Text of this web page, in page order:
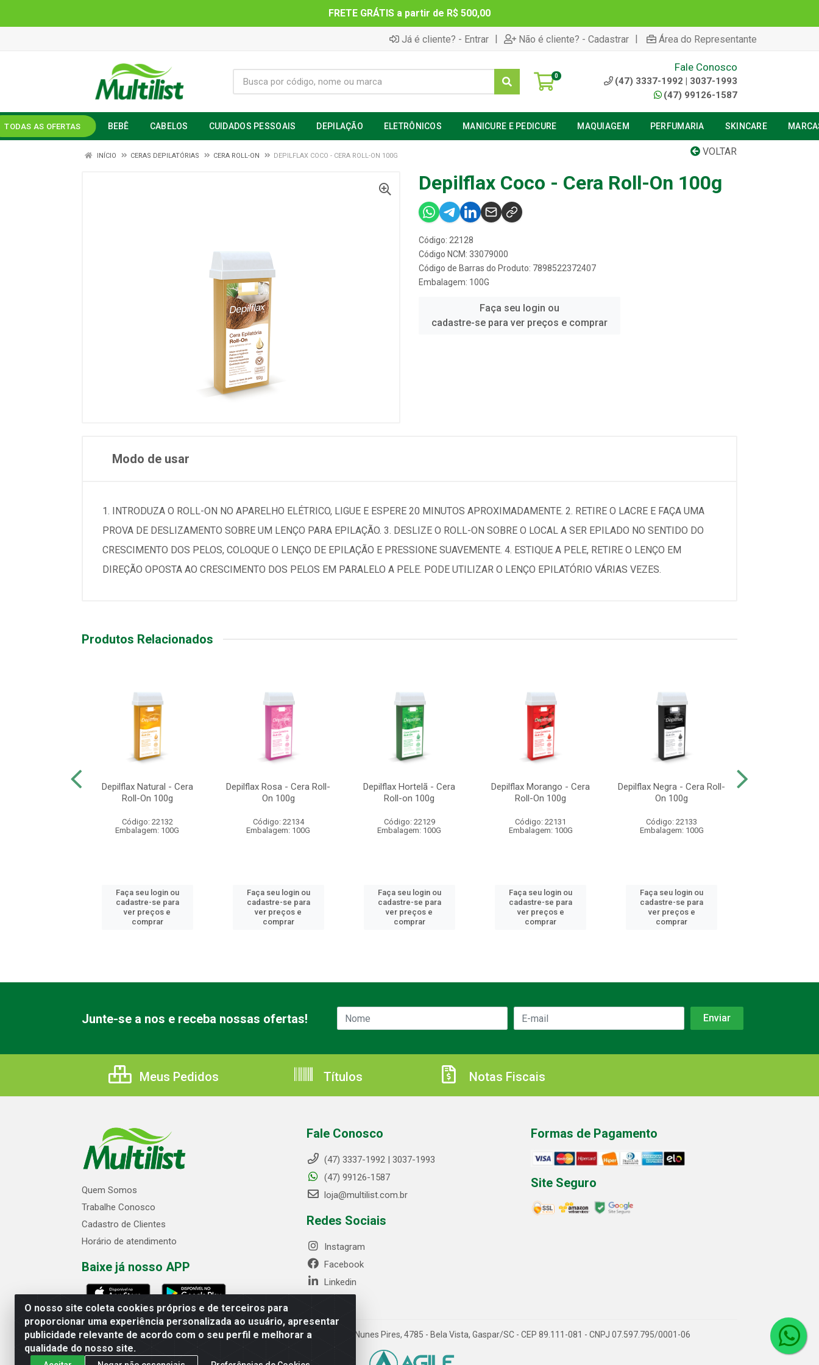
FRETE GRÁTIS a partir de R$ 500,00
Já é cliente? - Entrar | Não é cliente? - Cadastrar | Área do Representante
0
Fale Conosco
(47) 3337-1992 | 3037-1993
(47) 99126-1587
TODAS AS OFERTAS BEBÊ CABELOS CUIDADOS PESSOAIS DEPILAÇÃO ELETRÔNICOS MANICURE E PEDICURE MAQUIAGEM PERFUMARIA SKINCARE
VOLTAR
INÍCIO CERAS DEPILATÓRIAS CERA ROLL-ON DEPILFLAX COCO - CERA ROLL-ON 100G
Depilflax Coco - Cera Roll-On 100g
Código: 22128
Código NCM: 33079000
Código de Barras do Produto: 7898522372407
Embalagem: 100G
Faça seu login ou
cadastre-se para ver preços e comprar
Modo de usar
1. INTRODUZA O ROLL-ON NO APARELHO ELÉTRICO, LIGUE E ESPERE 20 MINUTOS APROXIMADAMENTE. 2. RETIRE O LACRE E FAÇA UMA
PROVA DE DESLIZAMENTO SOBRE UM LENÇO PARA EPILAÇÃO. 3. DESLIZE O ROLL-ON SOBRE O LOCAL A SER EPILADO NO SENTIDO DO
CRESCIMENTO DOS PELOS, COLOQUE O LENÇO DE EPILAÇÃO E PRESSIONE SUAVEMENTE. 4. ESTIQUE A PELE, RETIRE O LENÇO EM
DIREÇÃO OPOSTA AO CRESCIMENTO DOS PELOS EM PARALELO A PELE. PODE UTILIZAR O LENÇO EPILATÓRIO VÁRIAS VEZES.
Produtos Relacionados
Depilflax Natural - Cera
Roll-On 100g
Código: 22132
Embalagem: 100G
Faça seu login ou
cadastre-se para
ver preços e
comprar
Depilflax Rosa - Cera Roll-
On 100g
Código: 22134
Embalagem: 100G
Faça seu login ou
cadastre-se para
ver preços e
comprar
Depilflax Hortelã - Cera
Roll-on 100g
Código: 22129
Embalagem: 100G
Faça seu login ou
cadastre-se para
ver preços e
comprar
Depilflax Morango - Cera
Roll-On 100g
Código: 22131
Embalagem: 100G
Faça seu login ou
cadastre-se para
ver preços e
comprar
Depilflax Negra - Cera Roll-
On 100g
Código: 22133
Embalagem: 100G
Faça seu login ou
cadastre-se para
ver preços e
comprar
O nosso site coleta cookies próprios e de terceiros para
proporcionar uma experiência personalizada ao usuário, apresentar
publicidade relevante de acordo com o seu perfil e melhorar a
qualidade do nosso site.
Junte-se a nos e receba nossas ofertas!
Meus Pedidos Títulos Notas Fiscais
Quem Somos
Trabalhe Conosco
Cadastro de Clientes
Horário de atendimento
Baixe já nosso APP
Fale Conosco
(47) 3337-1992 | 3037-1993
(47) 99126-1587
loja@multilist.com.br
Redes Sociais
Instagram
Facebook
Linkedin
Formas de Pagamento
Site Seguro
Multilist Distribuidora de Cosméticos LTDA - Rua Anfilóquio Nunes Pires, 4785 - Bela Vista, Gaspar/SC - CEP 89.111-081 - CNPJ 07.597.795/0001-06